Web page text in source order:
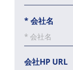
*会社名
会社HP URL